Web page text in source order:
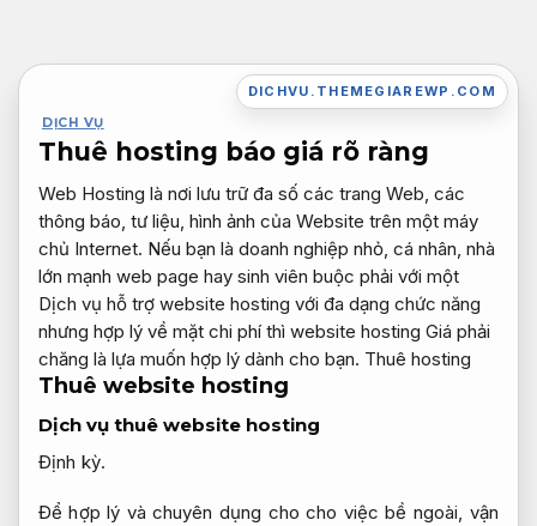
nội
DICHVU.THEMEGIAREWP.COM
DỊCH VỤ
Thuê hosting báo giá rõ ràng
Web Hosting là nơi lưu trữ đa số các trang Web, các
thông báo, tư liệu, hình ảnh của Website trên một máy
chủ Internet. Nếu bạn là doanh nghiệp nhỏ, cá nhân, nhà
lớn mạnh web page hay sinh viên buộc phải với một
Dịch vụ hỗ trợ website hosting với đa dạng chức năng
nhưng hợp lý về mặt chi phí thì website hosting Giá phải
chăng là lựa muốn hợp lý dành cho bạn. Thuê hosting
Thuê website hosting
Dịch vụ thuê website hosting
Định kỳ.
Để hợp lý và chuyên dụng cho cho việc bề ngoài, vận